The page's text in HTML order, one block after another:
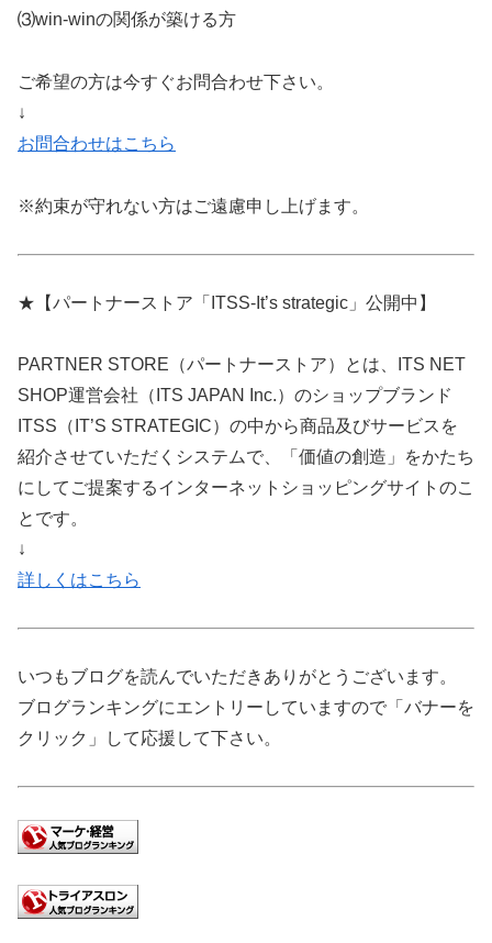
⑶win-winの関係が築ける方
ご希望の方は今すぐお問合わせ下さい。
↓
お問合わせはこちら
※約束が守れない方はご遠慮申し上げます。
★【パートナーストア「ITSS-It’s strategic」公開中】
PARTNER STORE（パートナーストア）とは、ITS NET
SHOP運営会社（ITS JAPAN Inc.）のショップブランド
ITSS（IT’S STRATEGIC）の中から商品及びサービスを
紹介させていただくシステムで、「価値の創造」をかたち
にしてご提案するインターネットショッピングサイトのこ
とです。
↓
詳しくはこちら
いつもブログを読んでいただきありがとうございます。
ブログランキングにエントリーしていますので「バナーを
クリック」して応援して下さい。